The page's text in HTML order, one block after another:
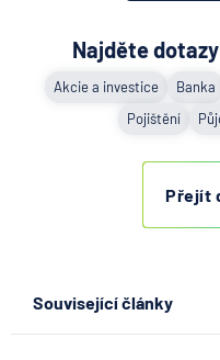
Najděte
Akcie a investice Banka
Pojištění
Přejít
Související články